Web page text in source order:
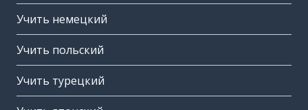
Учить немецкий
Учить польский
Учить турецкий